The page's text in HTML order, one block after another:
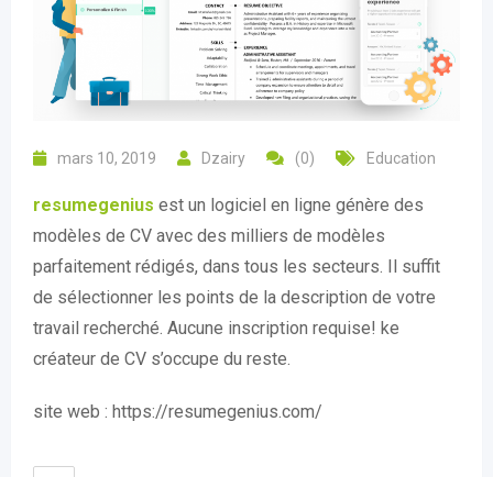
mars 10, 2019 Dzairy (0) Education
resumegenius est un logiciel en ligne génère des
modèles de CV avec des milliers de modèles
parfaitement rédigés, dans tous les secteurs. Il suffit
de sélectionner les points de la description de votre
travail recherché. Aucune inscription requise! ke
créateur de CV s’occupe du reste.
site web : https://resumegenius.com/